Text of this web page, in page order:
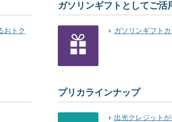
おトク
ガソリンギフトとしてご活
ガソリンギフトカ
プリカラインナップ
出光クレジット